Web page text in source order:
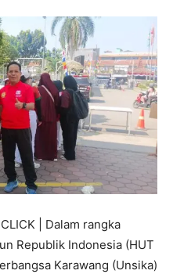
| Dalam rangka
Republik Indonesia (HUT
Karawang (Unsika)